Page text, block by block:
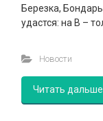
Березка,
удастся: на В –
Новости
Читать дальше